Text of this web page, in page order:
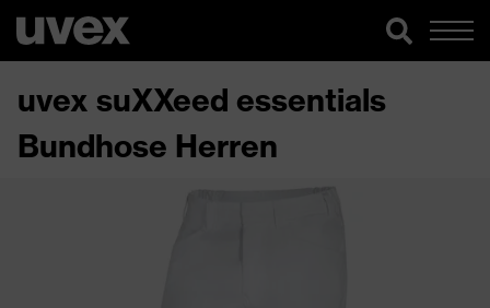
uvex suXXeed essentials
Bundhose Herren